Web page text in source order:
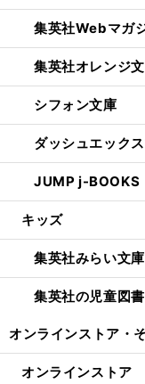
集英社Webマガ
集英社オレンジ
シフォン文庫
ダッシュエック
JUMP j-BOOKS
キッズ
集英社みらい文庫
集英社の児童図
オンラインストア・
オンラインストア